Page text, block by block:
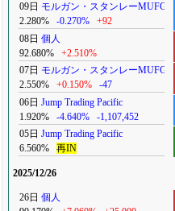
09日 モルガン・スタンレーMUFG
2.280%
-0.270% +92
08日 個人
92.680%
+2.510%
07日 モルガン・スタンレーMUFG
2.550%
+0.150% -47
06日 Jump Trading Pacific
1.920%
-4.640% -1,107,452
05日 Jump Trading Pacific
6.560%
再IN
2025/12/26
26日 個人